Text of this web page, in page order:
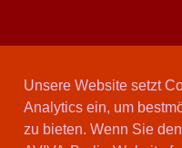
Unsere Website setzt
Analytics ein, um
zu bieten. Wenn Sie